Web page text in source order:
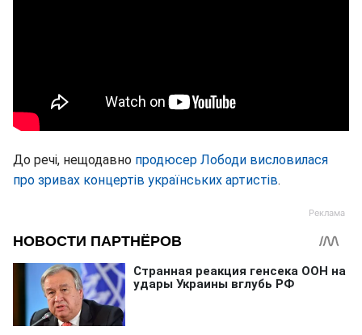
До речі, нещодавно продюсер Лободи висловилася
про зривах концертів українських артистів.